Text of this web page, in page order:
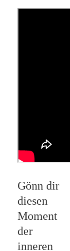
Gönn dir
diesen
Moment
der
inneren